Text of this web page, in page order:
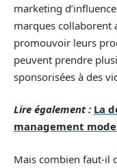
marketing
marques collaborent
promouvoir leurs
peuvent prendre
sponsorisées à des
Lire également : La
management
Mais combien faut-il